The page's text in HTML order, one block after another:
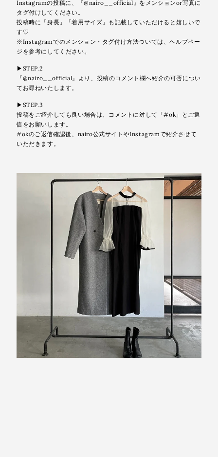
Instagramの投稿に、『@nairo__official』をメンションor写真に
タグ付けしてください。
投稿時に「身長」「着用サイズ」も記載していただけると嬉しいで
す♡
※Instagramでのメンション・タグ付け方法ついては、ヘルプペー
ジを参考にしてください。
▶︎STEP.2
『@nairo__official』より、投稿のコメント欄へ紹介の可否につい
てお尋ねいたします。
▶︎STEP.3
投稿をご紹介しても良い場合は、コメントに対して「#ok」とご返
信をお願いします。
#okのご返信確認後、nairo公式サイトやInstagramで紹介させて
いただきます。